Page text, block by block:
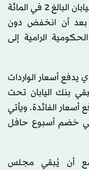
المستهلكين ليتجاوز هدف بنك اليابان البالغ 2 في المائة
أن انخفض دون
الرامية إلى
يدفع أسعار الواردات
بنك اليابان تحت
الفائدة. ويأتي
في خضم أسبوع حافل
أن يُبقي مجلس